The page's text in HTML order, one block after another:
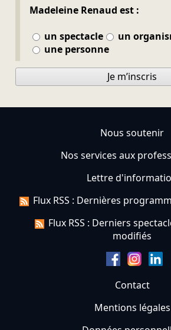
Madeleine Renaud est :
un spectacle
un
une personne
Je m’inscris
Nous soutenir
Nos services aux
Lettre
Flux RSS : Dernières
Flux RSS : Derniers
modifiés
Contact
Mentions légales